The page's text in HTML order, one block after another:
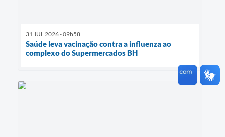
31 JUL 2026 - 09h58
Saúde leva vacinação contra a influenza ao
complexo do Supermercados BH